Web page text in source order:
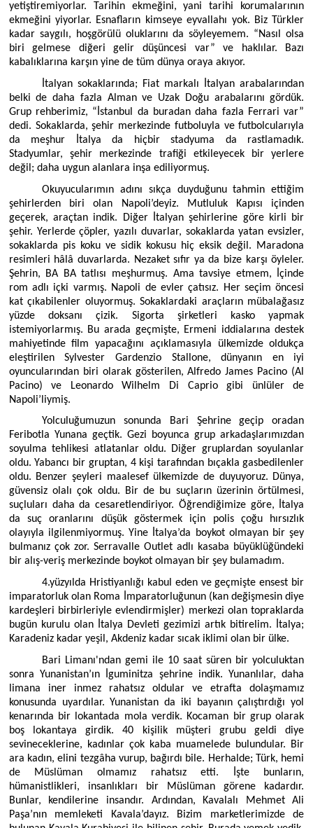
yetiştiremiyorlar. Tarihin ekmeğini, yani tarihi korumalarının
ekmeğini yiyorlar. Esnafların kimseye eyvallahı yok. Biz Türkler
kadar saygılı, hoşgörülü oluklarını da söyleyemem. “Nasıl olsa
biri gelmese diğeri gelir düşüncesi var” ve haklılar. Bazı
kabalıklarına karşın yine de tüm dünya oraya akıyor.
İtalyan sokaklarında; Fiat markalı İtalyan arabalarından
belki de daha fazla Alman ve Uzak Doğu arabalarını gördük.
Grup rehberimiz, “İstanbul da buradan daha fazla Ferrari var”
dedi. Sokaklarda, şehir merkezinde futboluyla ve futbolcularıyla
da meşhur İtalya da hiçbir stadyuma da rastlamadık.
Stadyumlar, şehir merkezinde trafiği etkileyecek bir yerlere
değil; daha uygun alanlara inşa ediliyormuş.
Okuyucularımın adını sıkça duyduğunu tahmin ettiğim
şehirlerden biri olan Napoli’deyiz. Mutluluk Kapısı içinden
geçerek, araçtan indik. Diğer İtalyan şehirlerine göre kirli bir
şehir. Yerlerde çöpler, yazılı duvarlar, sokaklarda yatan evsizler,
sokaklarda pis koku ve sidik kokusu hiç eksik değil. Maradona
resimleri hâlâ duvarlarda. Nezaket sıfır ya da bize karşı öyleler.
Şehrin, BA BA tatlısı meşhurmuş. Ama tavsiye etmem, İçinde
rom adlı içki varmış. Napoli de evler çatısız. Her seçim öncesi
kat çıkabilenler oluyormuş. Sokaklardaki araçların mübalağasız
yüzde doksanı çizik. Sigorta şirketleri kasko yapmak
istemiyorlarmış. Bu arada geçmişte, Ermeni iddialarına destek
mahiyetinde film yapacağını açıklamasıyla ülkemizde oldukça
eleştirilen Sylvester Gardenzio Stallone, dünyanın en iyi
oyuncularından biri olarak gösterilen, Alfredo James Pacino (Al
Pacino) ve Leonardo Wilhelm Di Caprio gibi ünlüler de
Napoli’liymiş.
Yolculuğumuzun sonunda Bari Şehrine geçip oradan
Feribotla Yunana geçtik. Gezi boyunca grup arkadaşlarımızdan
soyulma tehlikesi atlatanlar oldu. Diğer gruplardan soyulanlar
oldu. Yabancı bir gruptan, 4 kişi tarafından bıçakla gasbedilenler
oldu. Benzer şeyleri maalesef ülkemizde de duyuyoruz. Dünya,
güvensiz olalı çok oldu. Bir de bu suçların üzerinin örtülmesi,
suçluları daha da cesaretlendiriyor. Öğrendiğimize göre, İtalya
da suç oranlarını düşük göstermek için polis çoğu hırsızlık
olayıyla ilgilenmiyormuş. Yine İtalya’da boykot olmayan bir şey
bulmanız çok zor. Serravalle Outlet adlı kasaba büyüklüğündeki
bir alış-veriş merkezinde boykot olmayan bir şey bulamadım.
4.yüzyılda Hristiyanlığı kabul eden ve geçmişte ensest bir
imparatorluk olan Roma İmparatorluğunun (kan değişmesin diye
kardeşleri birbirleriyle evlendirmişler) merkezi olan topraklarda
bugün kurulu olan İtalya Devleti gezimizi artık bitirelim. İtalya;
Karadeniz kadar yeşil, Akdeniz kadar sıcak iklimi olan bir ülke.
Bari Limanı'ndan gemi ile 10 saat süren bir yolculuktan
sonra Yunanistan’ın İguminitza şehrine indik. Yunanlılar, daha
limana iner inmez rahatsız oldular ve etrafta dolaşmamız
konusunda uyardılar. Yunanistan da iki bayanın çalıştırdığı yol
kenarında bir lokantada mola verdik. Kocaman bir grup olarak
boş lokantaya girdik. 40 kişilik müşteri grubu geldi diye
sevineceklerine, kadınlar çok kaba muamelede bulundular. Bir
ara kadın, elini tezgâha vurup, bağırdı bile. Herhalde; Türk, hemi
de Müslüman olmamız rahatsız etti. İşte bunların,
hümanistlikleri, insanlıkları bir Müslüman görene kadardır.
Bunlar, kendilerine insandır. Ardından, Kavalalı Mehmet Ali
Paşa’nın memleketi Kavala’dayız. Bizim marketlerimizde de